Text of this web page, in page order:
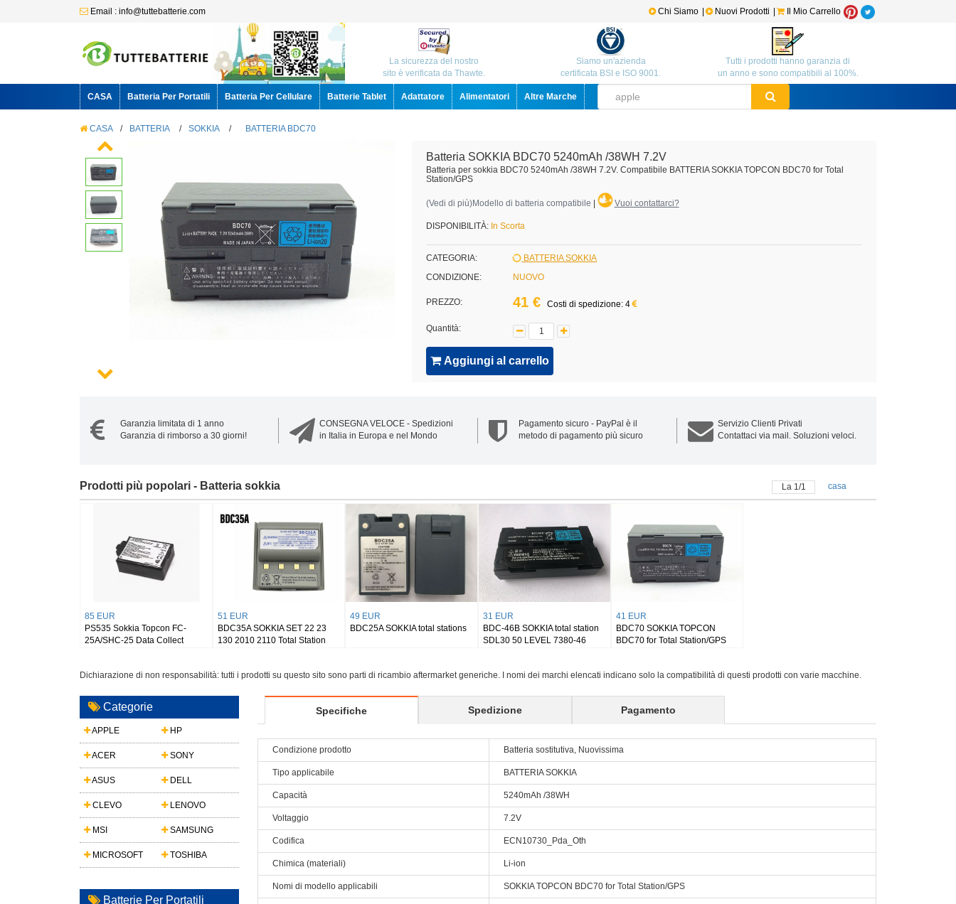
Email : info@tuttebatterie.com Il Mio Carrello
Nuovi Prodotti
Chi Siamo
La sicurezza del nostro
sito è verificata da Thawte.
Siamo un'azienda
certificata BSI e ISO 9001.
Tutti i prodotti hanno garanzia di
un anno e sono compatibili al 100%.
CASA Batteria Per Portatili Batteria Per Cellulare Batterie Tablet Adattatore Alimentatori Altre Marche
CASA / BATTERIA / SOKKIA / BATTERIA BDC70
Batteria SOKKIA BDC70 5240mAh /38WH 7.2V
Batteria per sokkia BDC70 5240mAh /38WH 7.2V. Compatibile BATTERIA SOKKIA TOPCON BDC70 for Total
Station/GPS
(Vedi di più)Modello di batteria compatibile Vuoi contattarci?
DISPONIBILITÀ: In Scorta
CATEGORIA:
BATTERIA SOKKIA
CONDIZIONE:
NUOVO
PREZZO: 41 € Costi di spedizione: 4
Quantità:
Aggiungi al carrello
Garanzia limitata di 1 anno
Garanzia di rimborso a 30 giorni!
CONSEGNA VELOCE - Spedizioni
in Italia in Europa e nel Mondo
Pagamento sicuro - PayPal è il
metodo di pagamento più sicuro
Servizio Clienti Privati
Contattaci via mail. Soluzioni veloci.
Prodotti più popolari - Batteria sokkia La 1/1 casa
85 EUR
PS535 Sokkia Topcon FC-
25A/SHC-25 Data Collect
51 EUR
BDC35A SOKKIA SET 22 23
130 2010 2110 Total Station
49 EUR
BDC25A SOKKIA total stations
31 EUR
BDC-46B SOKKIA total station
SDL30 50 LEVEL 7380-46
41 EUR
BDC70 SOKKIA TOPCON
BDC70 for Total Station/GPS
Dichiarazione di non responsabilità: tutti i prodotti su questo sito sono parti di ricambio aftermarket generiche. I nomi dei marchi elencati indicano solo la compatibilità di questi prodotti con varie macchine.
Specifiche Spedizione Pagamento
Condizione prodotto Batteria sostitutiva, Nuovissima
Tipo applicabile BATTERIA SOKKIA
Capacità 5240mAh /38WH
Voltaggio 7.2V
Codifica ECN10730_Pda_Oth
Chimica (materiali) Li-ion
Nomi di modello applicabili SOKKIA TOPCON BDC70 for Total Station/GPS
Categorie
APPLE HP
ACER SONY
ASUS DELL
CLEVO LENOVO
MSI SAMSUNG
MICROSOFT TOSHIBA
Batterie Per Portatili